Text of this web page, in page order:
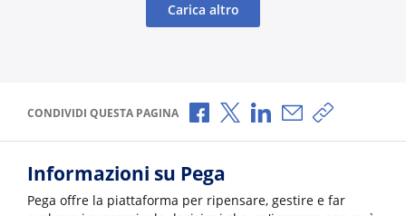
Carica altro
CONDIVIDI QUESTA PAGINA Condividi via Facebook
Condividi via X
Condividi via
Condividi via e-
Copia link
Informazioni su Pega
Pega offre la piattaforma per ripensare, gestire e far